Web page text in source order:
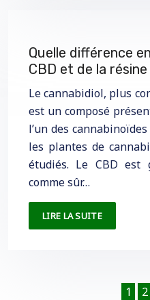
Quelle différence
CBD et de la
Le cannabidiol, plus
est un composé
l’un des
les plantes de
étudiés. Le CBD est
comme sûr…
LIRE LA SUITE
1 2